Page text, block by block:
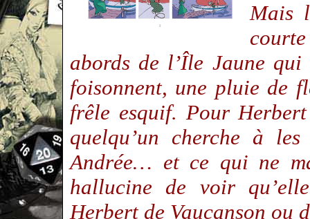
Mais
abords de l’Île Jaune
foisonnent, une pluie de
frêle esquif. Pour
quelqu’un cherche à
Andrée… et ce qui ne
hallucine de voir
Herbert de Vaucanson ou